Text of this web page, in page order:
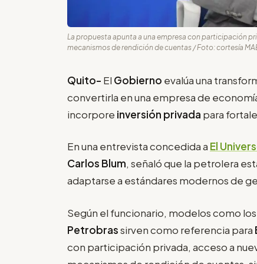
La propuesta apunta a una empresa con participación
mecanismos de rendición de cuentas / Foto: cortesía
Quito- El Gobierno evalúa una
convertirla en una empresa de
incorpore inversión privada para
En una entrevista concedida a El
Carlos Blum, señaló que la petrolera
adaptarse a estándares modernos de
Según el funcionario, modelos como
Petrobrassirven como referencia para
con participación privada, acceso a